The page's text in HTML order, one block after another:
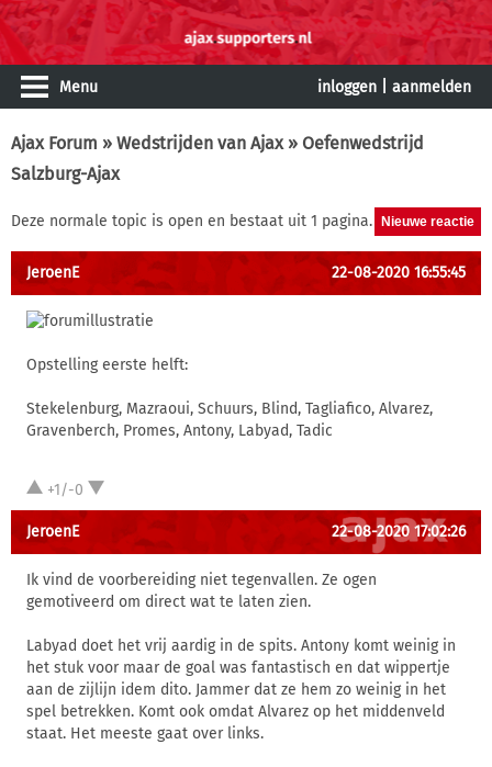
Menu inloggen aanmelden
Ajax Forum » Wedstrijden van Ajax» Oefenwedstrijd
Salzburg-Ajax
Deze normale topic is open en bestaat uit 1 pagina.
JeroenE 22-08-2020 16:55:45
Opstelling eerste helft:
Stekelenburg, Mazraoui, Schuurs, Blind, Tagliafico, Alvarez,
Gravenberch, Promes, Antony, Labyad, Tadic
+1/-0
JeroenE 22-08-2020 17:02:26
Ik vind de voorbereiding niet tegenvallen. Ze ogen
gemotiveerd om direct wat te laten zien.
Labyad doet het vrij aardig in de spits. Antony komt weinig in
het stuk voor maar de goal was fantastisch en dat wippertje
aan de zijlijn idem dito. Jammer dat ze hem zo weinig in het
spel betrekken. Komt ook omdat Alvarez op het middenveld
staat. Het meeste gaat over links.